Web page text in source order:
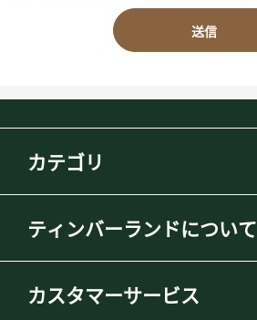
送信
カテゴリ
ティンバーランドについて
カスタマーサービス